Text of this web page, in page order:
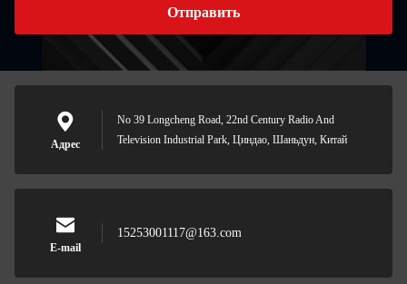
Отправить
Адрес
No 39 Longcheng Road, 22nd Century Radio And
Television Industrial Park, Циндао, Шаньдун, Китай
E-mail
15253001117@163.com